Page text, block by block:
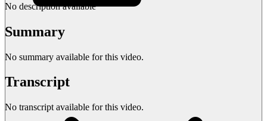
No description available
Summary
No summary available for this video.
Transcript
No transcript available for this video.